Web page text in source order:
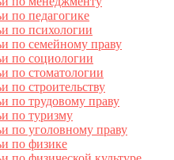
по педагогике
по психологии
по семейному праву
по социологии
по стоматологии
по строительству
по трудовому праву
по туризму
по уголовному праву
по физике